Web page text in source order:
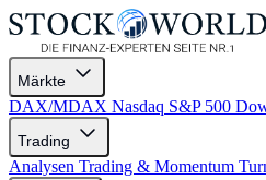
Märkte
DAX/MDAX Nasdaq S&P 500
Trading
Analysen Trading & Momentum